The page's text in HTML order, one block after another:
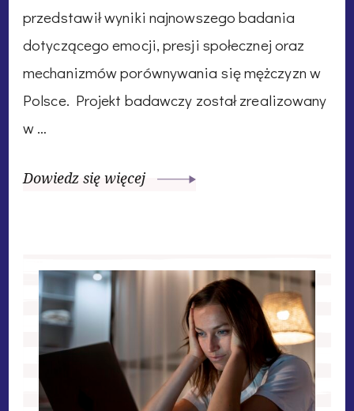
przedstawił wyniki najnowszego badania
dotyczącego emocji, presji społecznej oraz
mechanizmów porównywania się mężczyzn w
Polsce. Projekt badawczy został zrealizowany
w …
Dowiedz się więcej